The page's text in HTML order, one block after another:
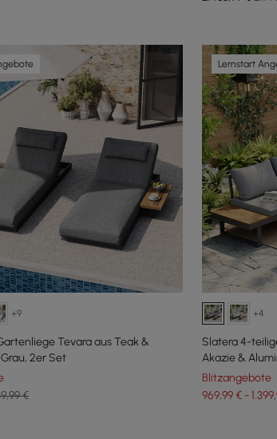
+9
Tevara aus Teak &
2er Set
€
Lernstart
+4
Slatera 4-
Akazie &
Blitzangebote
969,99 € -